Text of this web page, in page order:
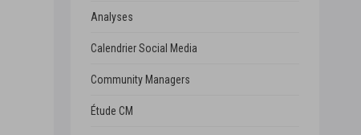
Analyses
Calendrier Social Media
Community Managers
Étude CM